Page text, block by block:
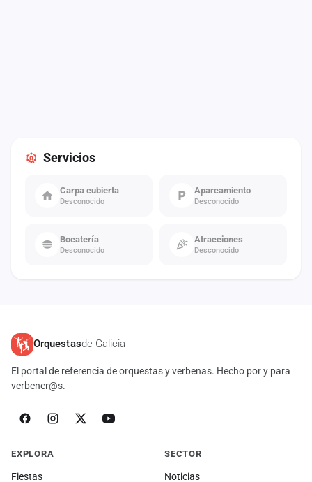
Servicios
Carpa cubierta
Desconocido
Aparcamiento
Desconocido
Bocatería
Desconocido
Atracciones
Desconocido
Orquestasde Galicia
El portal de referencia de orquestas y verbenas. Hecho por y para
verbener@s.
EXPLORA
Fiestas
SECTOR
Noticias